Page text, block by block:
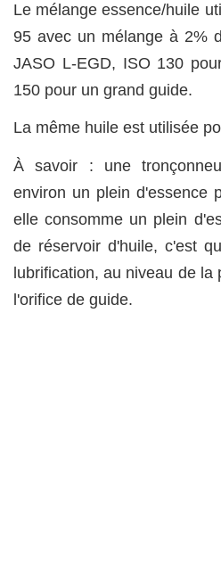
Le mélange essence/huile
95 avec un mélange à 2%
JASO L-EGD, ISO 130
150 pour un grand guide.
La même huile est utilisée
À savoir : une
environ un plein d'essence
elle consomme un plein
de réservoir d'huile, c'est
lubrification, au niveau de la
l'orifice de guide.